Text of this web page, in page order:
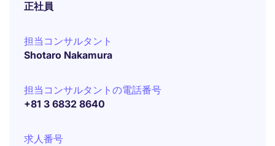
正社員
担当コンサルタント
Shotaro Nakamura
担当コンサルタントの電話番号
+81 3 6832 8640
求人番号